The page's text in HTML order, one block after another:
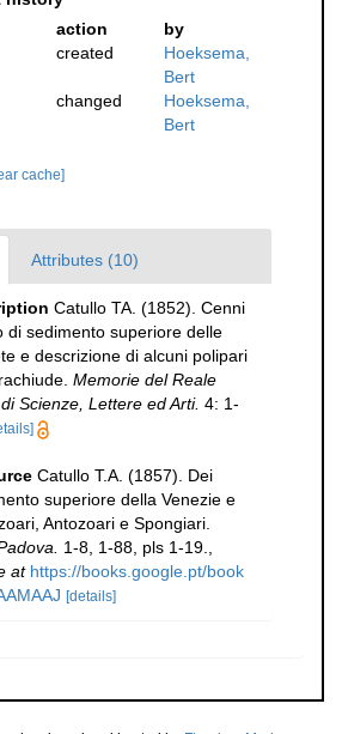
action
by
created
Hoeksema,
Bert
changed
Hoeksema,
Bert
cache]
Attributes (10)
Catullo TA. (1852). Cenni
di sedimento superiore delle
e descrizione di alcuni polipari
Memorie del Reale
Scienze, Lettere ed Arti. 4: 1-
Catullo T.A. (1857). Dei
superiore della Venezie e
Antozoari e Spongiari.
1-8, 1-88, pls 1-19.
at https://books.google.pt/book
[details]